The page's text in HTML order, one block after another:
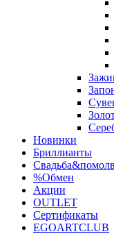
Новинки
Бриллианты
%Обмен
Акции
OUTLET
Сертификаты
EGOARTCLUB